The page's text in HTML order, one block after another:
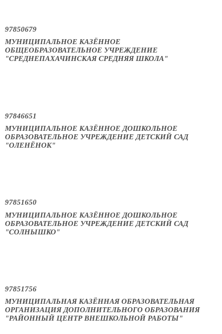
97850679
МУНИЦИПАЛЬНОЕ КАЗЁННОЕ
ОБЩЕОБРАЗОВАТЕЛЬНОЕ УЧРЕЖДЕНИЕ
"СРЕДНЕПАХАЧИНСКАЯ СРЕДНЯЯ ШКОЛА"
97846651
МУНИЦИПАЛЬНОЕ КАЗЁННОЕ ДОШКОЛЬНОЕ
ОБРАЗОВАТЕЛЬНОЕ УЧРЕЖДЕНИЕ ДЕТСКИЙ САД
"ОЛЕНЁНОК"
97851650
МУНИЦИПАЛЬНОЕ КАЗЁННОЕ ДОШКОЛЬНОЕ
ОБРАЗОВАТЕЛЬНОЕ УЧРЕЖДЕНИЕ ДЕТСКИЙ САД
"СОЛНЫШКО"
97851756
МУНИЦИПАЛЬНАЯ КАЗЁННАЯ ОБРАЗОВАТЕЛЬНАЯ
ОРГАНИЗАЦИЯ ДОПОЛНИТЕЛЬНОГО ОБРАЗОВАНИЯ
"РАЙОННЫЙ ЦЕНТР ВНЕШКОЛЬНОЙ РАБОТЫ"